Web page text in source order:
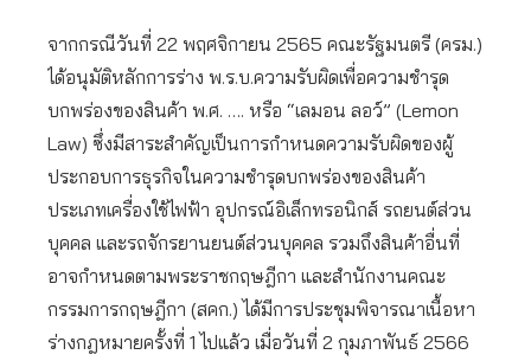
จากกรณีวันที่ 22 พฤศจิกายน 2565 คณะรัฐมนตรี (ครม.)
ได้อนุมัติหลักการร่าง พ.ร.บ.ความรับผิดเพื่อความชำรุด
บกพร่องของสินค้า พ.ศ. …. หรือ “เลมอน ลอว์” (Lemon
Law) ซึ่งมีสาระสำคัญเป็นการกำหนดความรับผิดของผู้
ประกอบการธุรกิจในความชำรุดบกพร่องของสินค้า
ประเภทเครื่องใช้ไฟฟ้า อุปกรณ์อิเล็กทรอนิกส์ รถยนต์ส่วน
บุคคล และรถจักรยานยนต์ส่วนบุคคล รวมถึงสินค้าอื่นที่
อาจกำหนดตามพระราชกฤษฎีกา และสำนักงานคณะ
กรรมการกฤษฎีกา (สคก.) ได้มีการประชุมพิจารณาเนื้อหา
ร่างกฎหมายครั้งที่ 1 ไปแล้ว เมื่อวันที่ 2 กุมภาพันธ์ 2566